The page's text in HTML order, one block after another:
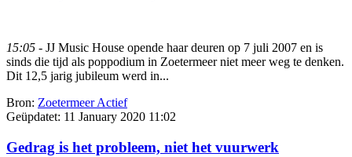
15:05 - JJ Music House opende haar deuren op 7 juli 2007 en is
sinds die tijd als poppodium in Zoetermeer niet meer weg te denken.
Dit 12,5 jarig jubileum werd in...
Bron: Zoetermeer Actief
Geüpdatet: 11 January 2020 11:02
Gedrag is het probleem, niet het vuurwerk